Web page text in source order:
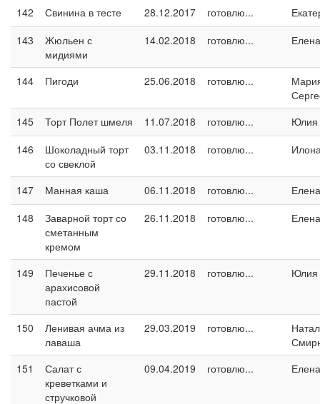
142 Свинина в тесте 28.12.2017 готовлю...
143
Жюльен с
мидиями
14.02.2018 готовлю...
144 Пигоди 25.06.2018 готовлю...
145
Торт Полет шмеля 11.07.2018 готовлю...
Юлия
146
Шоколадный торт
со свеклой
03.11.2018 готовлю...
147 Манная каша 06.11.2018 готовлю...
148
Заварной торт со
сметанным
кремом
26.11.2018 готовлю...
149
Печенье с
арахисовой
пастой
29.11.2018 готовлю... Юлия
150
Ленивая ачма из
лаваша
29.03.2019 готовлю...
151
Салат с
креветками и
стручковой
09.04.2019 готовлю...